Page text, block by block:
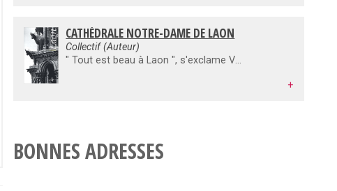
CATHÉDRALE NOTRE-DAME DE LAON
Collectif (Auteur)
" Tout est beau à Laon ", s'exclame Victor Hugo dans l'un de ses récits de voyage. Comment, en effet, ne pas être frappé, à l'approche de ce chef-lieu méconnu, par la découverte de l'un des plus beaux paysages urbains de la France du Nord ? Dressée au sommet d'une colline dont le voyageur enthousiaste fait vite une montagne, étirée derrière ses murailles médiévales, la vieille cité se déploie sur l'horizon, gouvernant avec superbe le paysage, se détachant sur le ciel auquel elle semble unie par les tours ajourées de sa cathédrale. Notre-Dame de Laon, l'une des premières grandes églises gothiques, a été construite d'un seul jet en moins d'un demi-siècle (vers 1150-1200) grâce à l'obstination d'un puissant collège de chanoines. Image de la Jérusalem céleste, forteresse de la Foi, église mère visible des confins du diocèse, cette construction de grandes proportions, harmonieusement équilibrée dans ses volumes inédits, est le fruit de la prospérité des campagnes environnantes au XIIe siècle. Rare aubaine, la découverte du monument peut ici se prolonger par celle d'un quartier canonial presque intact, où subsistent les vestiges d'une ville miniature avec ses palais, ses hôpitaux médiévaux et ses hôtels de l'âge classique.
+
BONNES ADRESSES